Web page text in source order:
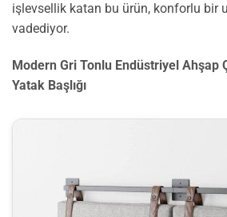
işlevsellik katan bu ürün, konforlu bir
vadediyor.
Modern Gri Tonlu Endüstriyel Ahşap
Yatak Başlığı